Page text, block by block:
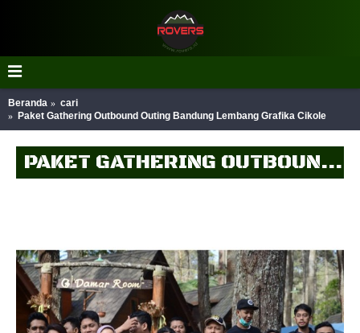
Beranda
cari
Paket Gathering Outbound Outing Bandung Lembang Grafika Cikole
PAKET GATHERING OUTBOUND OUTING BANDUNG LEMBANG GRAFIKA CIKOLE